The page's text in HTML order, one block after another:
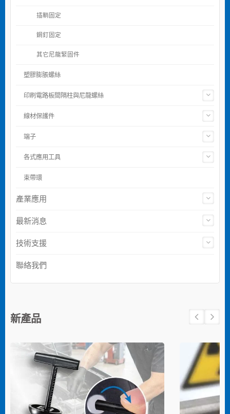
插鞘固定
鋼釘固定
其它尼龍緊固件
塑膠膨脹螺絲
印刷電路板間隔柱與尼龍螺絲
線材保護件
端子
各式應用工具
束帶環
產業應用
最新消息
技術支援
聯絡我們
新產品